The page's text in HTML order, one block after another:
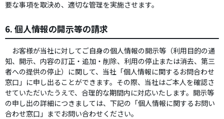
要な事項を取決め、適切な管理を実施させます。
6. 個人情報の開示等の請求
お客様が当社に対してご自身の個人情報の開示等（利用目的の通
知、開示、内容の訂正・追加・削除、利用の停止または消去、第三
者への提供の停止）に関して、当社「個人情報に関するお問合わせ
窓口」に申し出ることができます。その際、当社はご本人を確認さ
せていただいたうえで、合理的な期間内に対応いたします。開示等
の申し出の詳細につきましては、下記の「個人情報に関するお問い
合わせ窓口」までお問い合わせください。